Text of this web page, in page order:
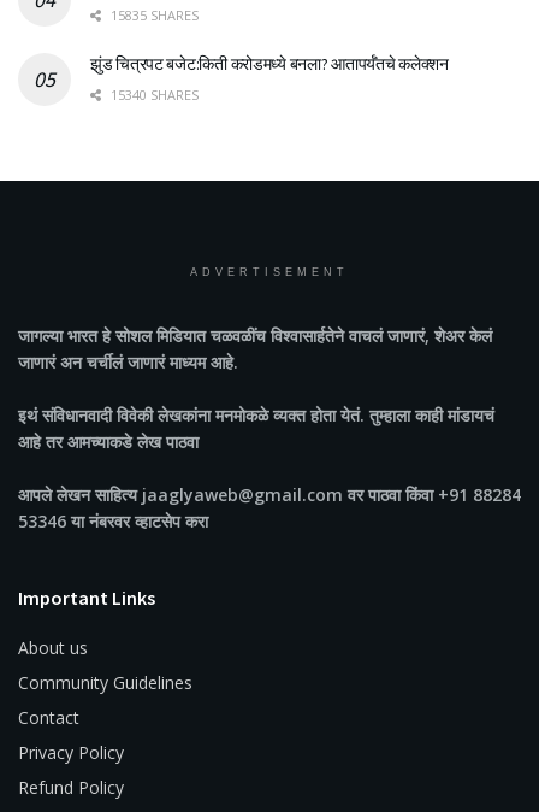
15835 SHARES
झुंड चित्रपट बजेट:किती करोडमध्ये बनला? आतापर्यँतचे कलेक्शन
15340 SHARES
ADVERTISEMENT
जागल्या भारतहे सोशल मिडियात चळवळींच विश्वासार्हतेने वाचलं जाणारं, शेअर केलं
जाणारं अन चर्चीलं जाणारं माध्यम आहे.
इथं संविधानवादी विवेकी लेखकांना मनमोकळे व्यक्त होता येतं. तुम्हाला काही मांडायचं
आहे तर आमच्याकडे लेख पाठवा
आपले लेखन साहित्य jaaglyaweb@gmail.com वर पाठवा किंवा +91 88284
53346 या नंबरवर व्हाटसेप करा
Important Links
About us
Community Guidelines
Contact
Privacy Policy
Refund Policy